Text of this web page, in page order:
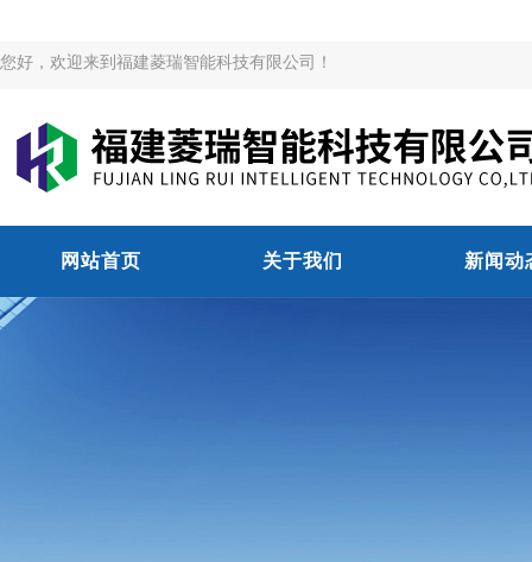
您好，欢迎来到福建菱瑞智能科技有限公司！
网站首页 关于我们 新闻动